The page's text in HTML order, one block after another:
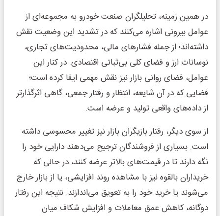
در همین زمینه، تحلیلگران صنعت خودرو به مجموعه‌ای از
عوامل بیرونی اشاره می‌کنند که در تشدید این وضعیت نقش
داشته‌اند؛ از جمله فشارهای مالی، محدودیت‌های تجاری،
نوسانات ارز و فضای کلی بی‌ثباتی اقتصادی. در کنار این
عوامل، فضای روانی بازار نیز نقش مهمی ایفا کرده است؛
فضایی که در آن شایعه، انتظار و رفتار جمعی، گاهی اثرگذارتر
از داده‌های واقعی تولید و عرضه است.
از سوی دیگر، رفتار بازیگران بازار نیز تغییر محسوسی داشته
است. بسیاری از فروشندگان ترجیح می‌دهند دارایی خود را
نگه دارند تا در قیمت‌های بالاتر عرضه کنند، در حالی که
خریداران بالقوه نیز با مشاهده روند افزایشی، یا از بازار خارج
می‌شوند یا خرید خود را به تعویق می‌اندازند. نتیجه این رفتار
دوگانه، کاهش عمق معاملات و افزایش شکاف میان